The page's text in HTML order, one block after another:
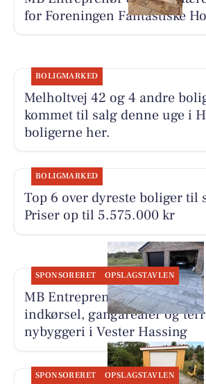
for Foreningen Fantastiske
BOLIGMARKED
Melholtvej 42 og 4 andre
kommet til salg denne uge i
boligerne her.
BOLIGMARKED
Top 6 over dyreste boliger til
Priser op til 5.575.000 kr
SPONSORERET OPSLAGSTAVLEN
MB Entreprenør & Anlæg
indkørsel, gangarealer og
nybyggeri i Vester Hassing
SPONSORERET OPSLAGSTAVLEN